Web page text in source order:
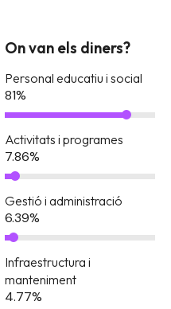
On van els diners?
Personal educatiu i social
81%
Activitats i programes
7.86%
Gestió i administració
6.39%
Infraestructura i
manteniment
4.77%